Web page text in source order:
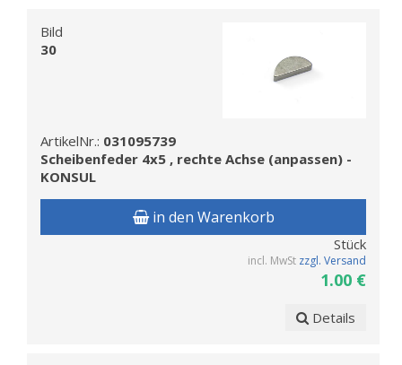
Bild
30
ArtikelNr.: 031095739
Scheibenfeder 4x5 , rechte Achse (anpassen) -
KONSUL
in den Warenkorb
Stück
incl. MwSt zzgl. Versand
1.00 €
Details